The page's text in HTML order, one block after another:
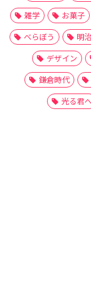
雑学
お菓子
べらぼう
明
デザイン
鎌倉時代
光る君